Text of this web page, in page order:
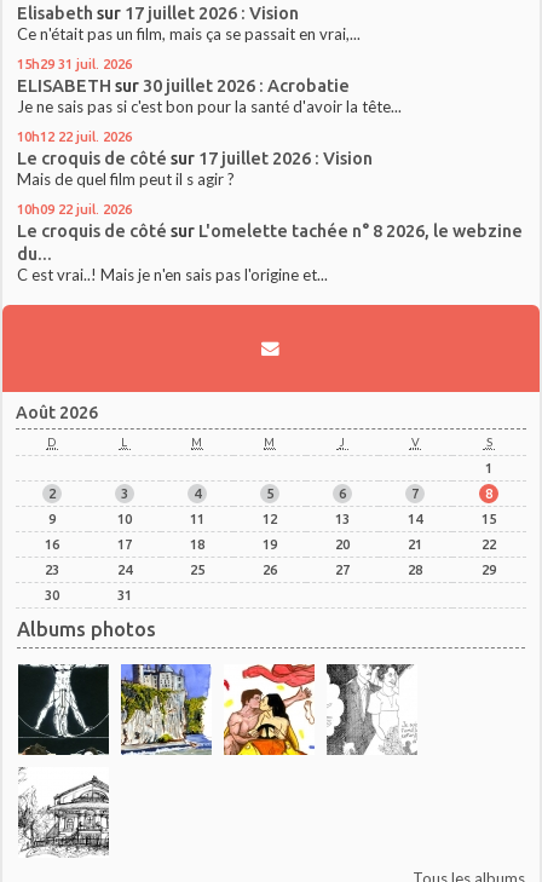
Elisabeth sur 17 juillet 2026 : Vision
Ce n'était pas un film, mais ça se passait en vrai,...
15h29 31 juil. 2026
ELISABETH sur 30 juillet 2026 : Acrobatie
Je ne sais pas si c'est bon pour la santé d'avoir la tête...
10h12 22 juil. 2026
Le croquis de côté sur 17 juillet 2026 : Vision
Mais de quel film peut il s agir ?
10h09 22 juil. 2026
Le croquis de côté sur L'omelette tachée n° 8 2026, le webzine
du...
C est vrai..! Mais je n'en sais pas l'origine et...
Août 2026
D L M M J V S
1
2
3 4 5 6 7
8
9
10 11 12 13 14
15
16
17 18 19 20 21
22
23
24 25 26 27 28
29
30
31
Albums photos